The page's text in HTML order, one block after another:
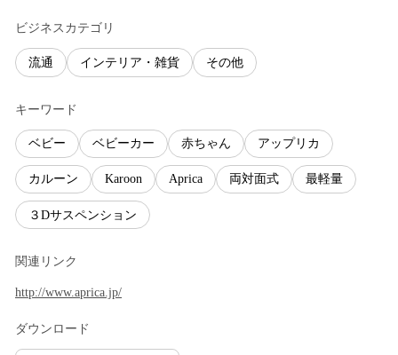
ビジネスカテゴリ
流通 インテリア・雑貨 その他
キーワード
ベビー ベビーカー 赤ちゃん アップリカ
カルーン Karoon Aprica 両対面式 最軽量
３Dサスペンション
関連リンク
http://www.aprica.jp/
ダウンロード